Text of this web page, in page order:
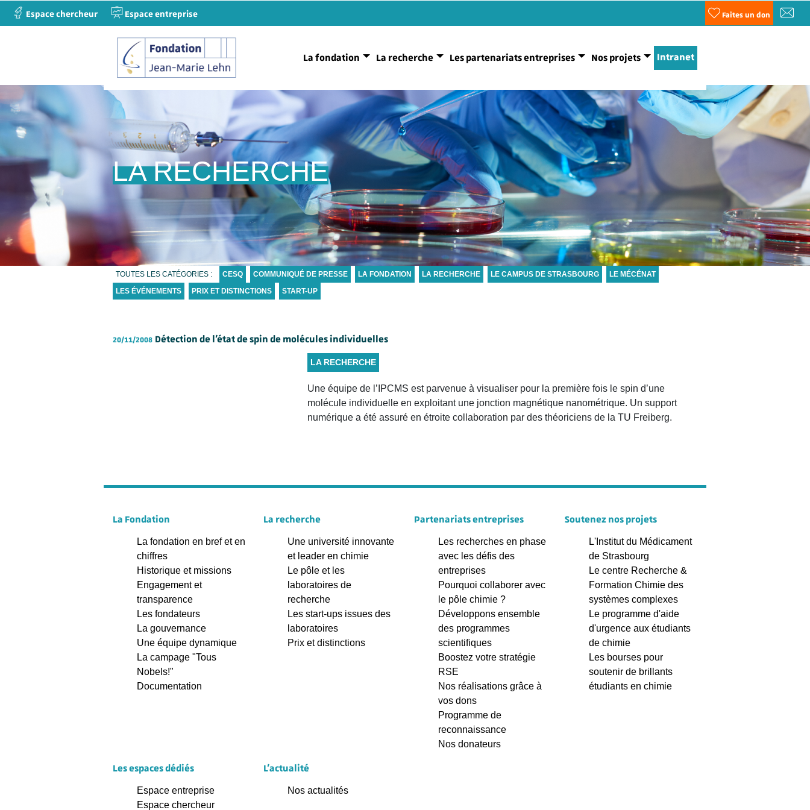
Espace chercheur Espace entreprise Faites un don
La fondation La recherche Les partenariats entreprises Nos projets Intranet
LA RECHERCHE
TOUTES LES CATÉGORIES : CESQ COMMUNIQUÉ DE PRESSE LA FONDATION LA RECHERCHE LE CAMPUS DE STRASBOURG
LE MÉCÉNAT
LES ÉVÉNEMENTS
PRIX ET DISTINCTIONS START-UP
20/11/2008 Détection de l’état de spin de molécules individuelles
LA RECHERCHE
Une équipe de l’IPCMS est parvenue à visualiser pour la première fois le spin d’une
molécule individuelle en exploitant une jonction magnétique nanométrique. Un support
numérique a été assuré en étroite collaboration par des théoriciens de la TU Freiberg.
La Fondation
La fondation en bref et en
chiffres
Historique et missions
Engagement et
transparence
Les fondateurs
La gouvernance
Une équipe dynamique
La campage "Tous
Nobels!"
Documentation
La recherche
Une université innovante
et leader en chimie
Le pôle et les
laboratoires de
recherche
Les start-ups issues des
laboratoires
Prix et distinctions
Partenariats entreprises
Les recherches en phase
avec les défis des
entreprises
Pourquoi collaborer avec
le pôle chimie ?
Développons ensemble
des programmes
scientifiques
Boostez votre stratégie
RSE
Nos réalisations grâce à
vos dons
Programme de
reconnaissance
Nos donateurs
Soutenez nos projets
L'Institut du Médicament
de Strasbourg
Le centre Recherche &
Formation Chimie des
systèmes complexes
Le programme d'aide
d'urgence aux étudiants
de chimie
Les bourses pour
soutenir de brillants
étudiants en chimie
Les espaces dédiés
Espace entreprise
Espace chercheur
L'actualité
Nos actualités